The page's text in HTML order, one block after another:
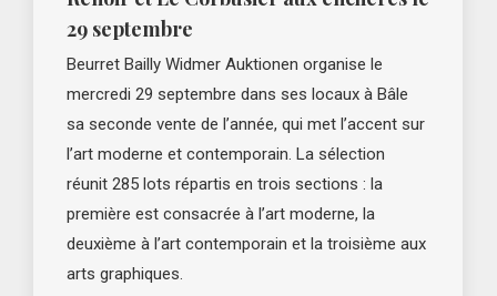
29 septembre
Beurret Bailly Widmer Auktionen organise le
mercredi 29 septembre dans ses locaux à Bâle
sa seconde vente de l’année, qui met l’accent sur
l’art moderne et contemporain. La sélection
réunit 285 lots répartis en trois sections : la
première est consacrée à l’art moderne, la
deuxième à l’art contemporain et la troisième aux
arts graphiques.